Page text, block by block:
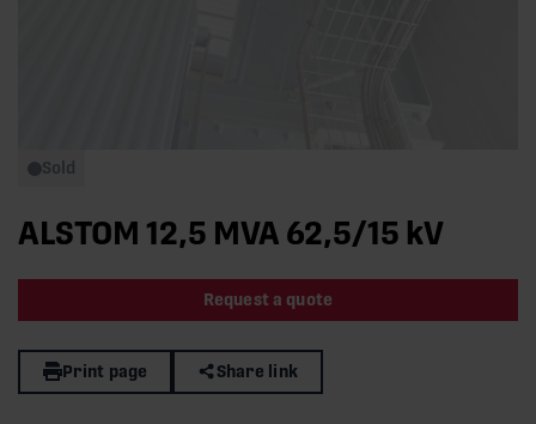
Sold
ALSTOM 12,5 MVA 62,5/15 kV
Request a quote
Print page Share link